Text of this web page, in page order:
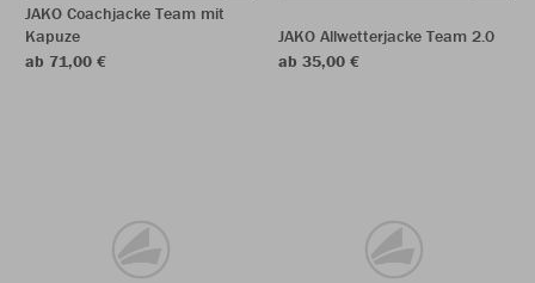
JAKO Coachjacke Team mit
Kapuze
ab 71,00 €
JAKO Allwetterjacke Team 2.0
ab 35,00 €